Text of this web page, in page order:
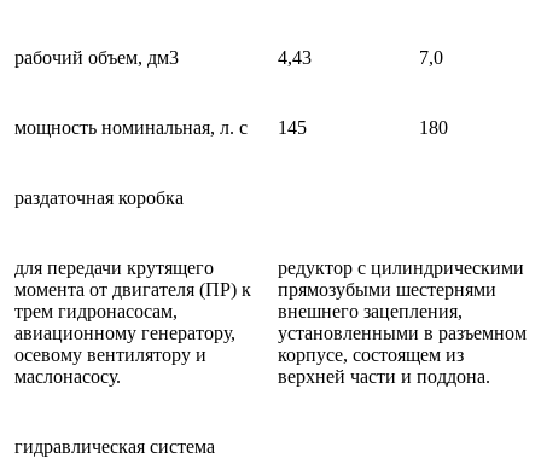
рабочий объем, дм3 4,43 7,0
мощность номинальная, л. с 145 180
раздаточная коробка
для передачи крутящего
момента от двигателя (ПР) к
трем гидронасосам,
авиационному генератору,
осевому вентилятору и
маслонасосу.
редуктор с цилиндрическими
прямозубыми шестернями
внешнего зацепления,
установленными в разъемном
корпусе, состоящем из
верхней части и поддона.
гидравлическая система